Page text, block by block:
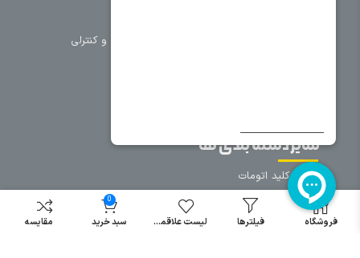
تجهیزات حفاظتی و کنترلی
سایر دسته بندی ها
خرید کلید اتومات
خرید کنتاکتور
خرید فیوز
فروشگاه فیلترها لیست علاقمندی
0
سبد خرید مقایسه